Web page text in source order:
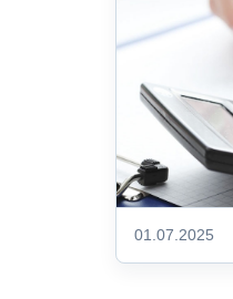
01.07.2025